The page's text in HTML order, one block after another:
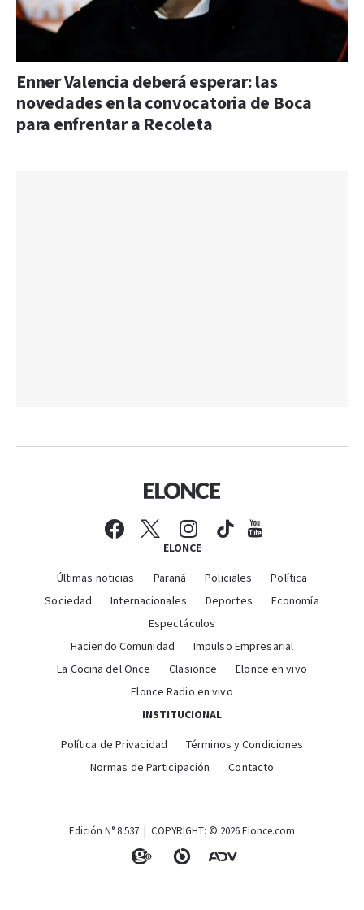
Enner Valencia deberá esperar: las
novedades en la convocatoria de Boca
para enfrentar a Recoleta
ELONCE
Últimas noticias Paraná Policiales
Política
Sociedad
Internacionales Deportes
Economía
Espectáculos
Haciendo Comunidad
Impulso Empresarial
La Cocina del Once
Clasionce
Elonce en vivo
Elonce Radio en vivo
INSTITUCIONAL
Política de Privacidad
Términos y Condiciones
Normas de Participación
Contacto
Edición N° 8.537 | COPYRIGHT: © 2026 Elonce.com